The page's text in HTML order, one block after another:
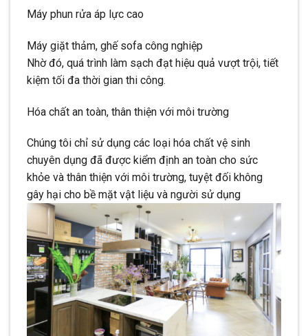
Máy phun rửa áp lực cao
Máy giặt thảm, ghế sofa công nghiệp
Nhờ đó, quá trình làm sạch đạt hiệu quả vượt trội, tiết
kiệm tối đa thời gian thi công.
Hóa chất an toàn, thân thiện với môi trường
Chúng tôi chỉ sử dụng các loại hóa chất vệ sinh
chuyên dụng đã được kiểm định an toàn cho sức
khỏe và thân thiện với môi trường, tuyệt đối không
gây hại cho bề mặt vật liệu và người sử dụng